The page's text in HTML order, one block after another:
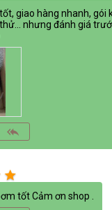
giao hàng nhanh, gói
nhưng đánh giá
reply_all
star
tốt Cảm ơn shop .